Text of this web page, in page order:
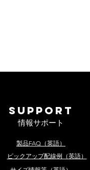
SUPPORT
情報サポート
製品FAQ（英語）
ピックアップ配線例（英語）